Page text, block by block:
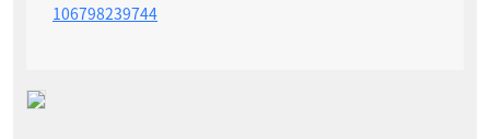
106798239744